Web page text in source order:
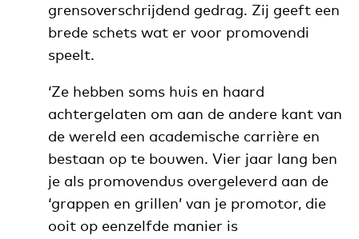
grensoverschrijdend gedrag. Zij geeft een
brede schets wat er voor promovendi
speelt.
‘Ze hebben soms huis en haard
achtergelaten om aan de andere kant van
de wereld een academische carrière en
bestaan op te bouwen. Vier jaar lang ben
je als promovendus overgeleverd aan de
‘grappen en grillen’ van je promotor, die
ooit op eenzelfde manier is